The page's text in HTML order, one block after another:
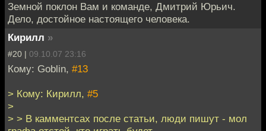
Земной поклон Вам и команде, Дмитрий Юрьич.
Дело, достойное настоящего человека.
Кирилл »
#20 | 09.10.07 23:16
Кому: Goblin, #13
> Кому: Кирилл, #5
>
> > В камментсах после статьи, люди пишут - мол